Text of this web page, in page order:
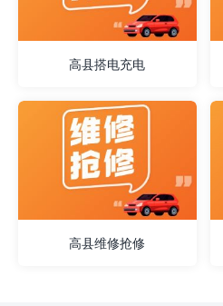
高县搭电充电
高县维修抢修